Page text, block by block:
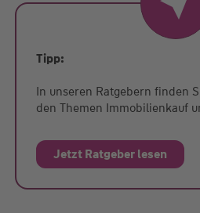
Tipp:
In unseren Ratgebern finden
den Themen Immobilienkauf
Jetzt Ratgeber lesen